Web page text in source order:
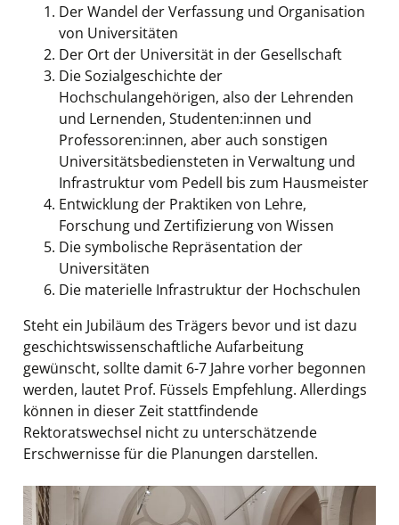
Der Wandel der Verfassung und Organisation
von Universitäten
Der Ort der Universität in der Gesellschaft
Die Sozialgeschichte der
Hochschulangehörigen, also der Lehrenden
und Lernenden, Studenten:innen und
Professoren:innen, aber auch sonstigen
Universitätsbediensteten in Verwaltung und
Infrastruktur vom Pedell bis zum Hausmeister
Entwicklung der Praktiken von Lehre,
Forschung und Zertifizierung von Wissen
Die symbolische Repräsentation der
Universitäten
Die materielle Infrastruktur der Hochschulen
Steht ein Jubiläum des Trägers bevor und ist dazu
geschichtswissenschaftliche Aufarbeitung
gewünscht, sollte damit 6-7 Jahre vorher begonnen
werden, lautet Prof. Füssels Empfehlung. Allerdings
können in dieser Zeit stattfindende
Rektoratswechsel nicht zu unterschätzende
Erschwernisse für die Planungen darstellen.